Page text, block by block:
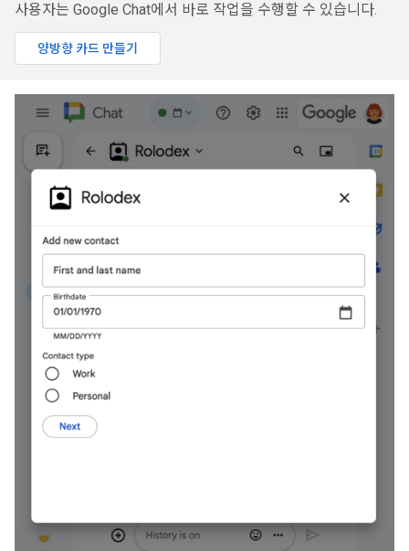
사용자는 Google Chat에서 바로 작업을 수행할 수 있습니다.
양방향 카드 만들기